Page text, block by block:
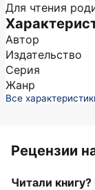
Для чтения
Автор
Издательство
Серия
Жанр
Все
Рецензии
Читали